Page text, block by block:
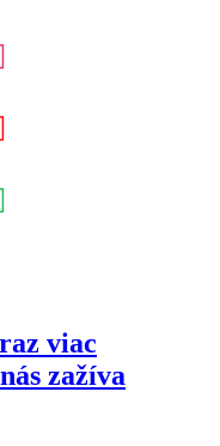
viac
zažíva